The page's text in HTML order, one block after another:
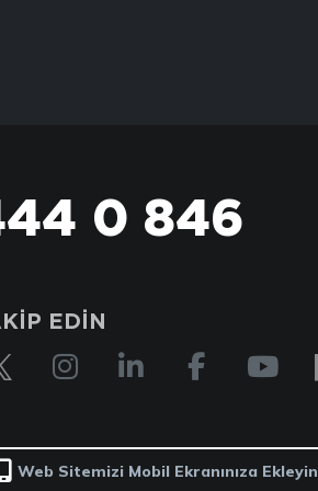
0 846
EDİN
Web Sitemizi Mobil Ekranınıza Ekleyin